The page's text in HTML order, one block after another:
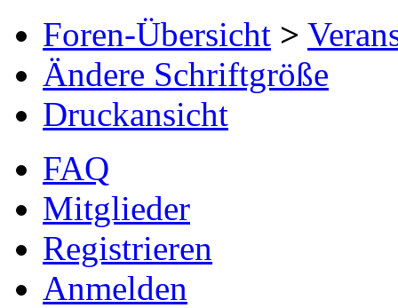
Foren-Übersicht >
Ändere Schriftgröße
Druckansicht
FAQ
Mitglieder
Registrieren
Anmelden